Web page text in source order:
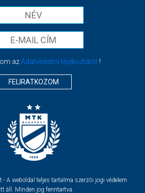
azAdatvédelmi tájékoztatót!
FELIRATKOZOM
A weboldal teljes tartalma szerzői jogi védelem
áll. Minden jog fenntartva.